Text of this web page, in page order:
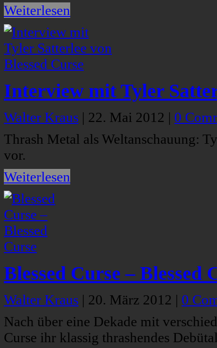
Weiterlesen
Interview mit Tyler
Walter Kraus | 22. Mai 2012 | 0
Thrash Metal als Weltanschauung:
vor.
Weiterlesen
Blessed Curse – Blessed
Walter Kraus | 20. März 2012 | 0
Nach über eine Dekade mit
Curse ihr klassig thrashendes